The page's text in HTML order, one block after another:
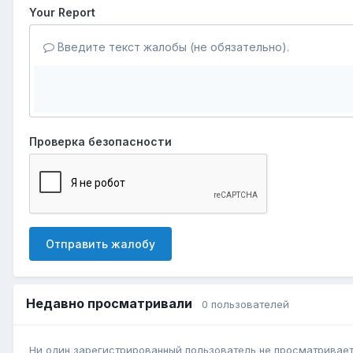
Your Report
Введите текст жалобы (не обязательно).
Проверка безопасности
Отправить жалобу
Недавно просматривали 0 пользователей
Ни один зарегистрированный пользователь не